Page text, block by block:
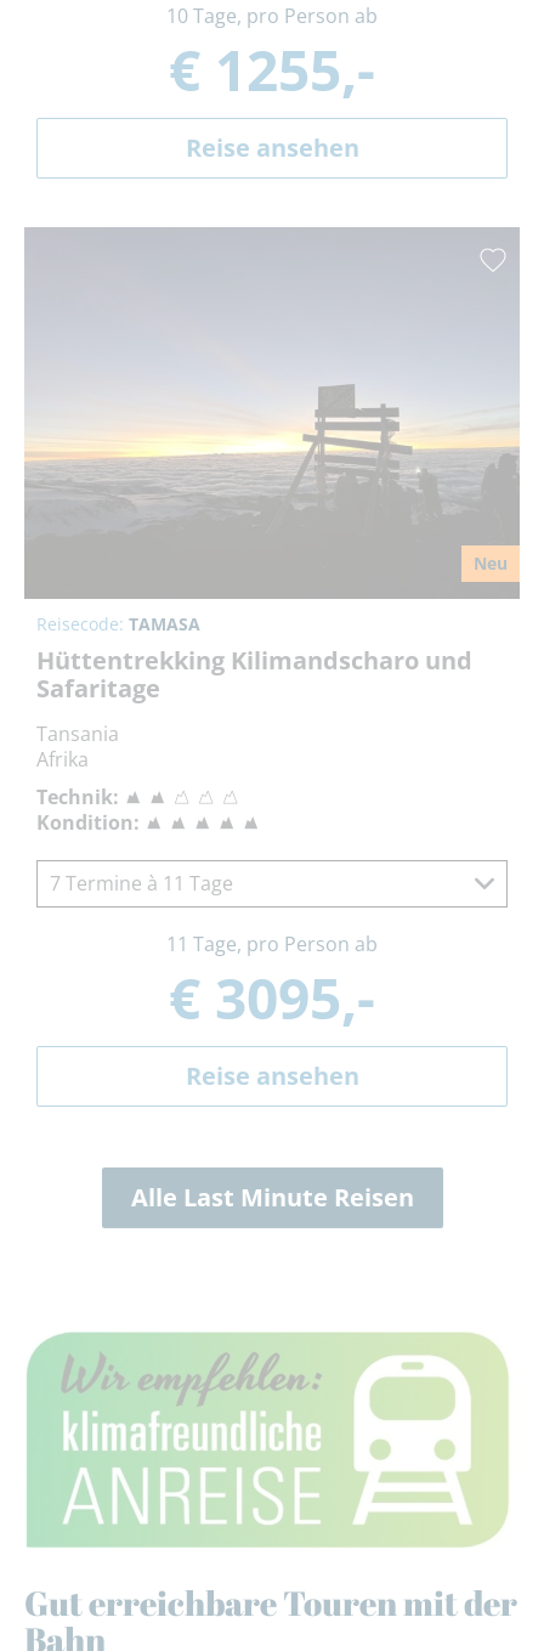
10 Tage, pro Person ab
€ 1255,-
Reise ansehen
Neu
Reisecode: TAMASA
Hüttentrekking Kilimandscharo und
Safaritage
Tansania
Afrika
Technik:
Kondition:
7 Termine à 11 Tage
11 Tage, pro Person ab
€ 3095,-
Reise ansehen
Alle Last Minute Reisen
Gut erreichbare Touren mit der
Bahn